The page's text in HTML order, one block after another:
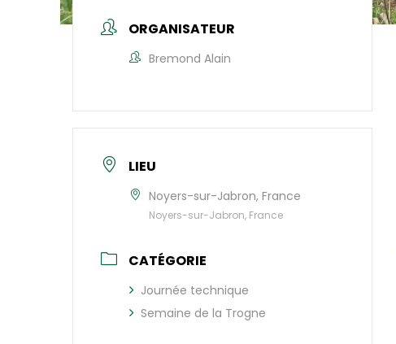
ORGANISATEUR
Bremond Alain
LIEU
Noyers-sur-Jabron, France
Noyers-sur-Jabron, France
CATÉGORIE
Journée technique
Semaine de la Trogne